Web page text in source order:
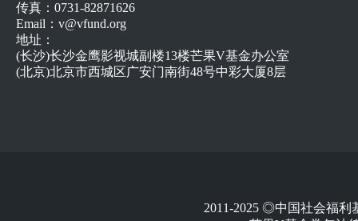
传真：0731-82871626
Email：v@vfund.org
地址：
(长沙)长沙金鹰影视城副楼13楼芒果V基金办公室
(北京)北京市西城区广安门南街48号中彩大厦8层
2011-2025 ◎中国社会福